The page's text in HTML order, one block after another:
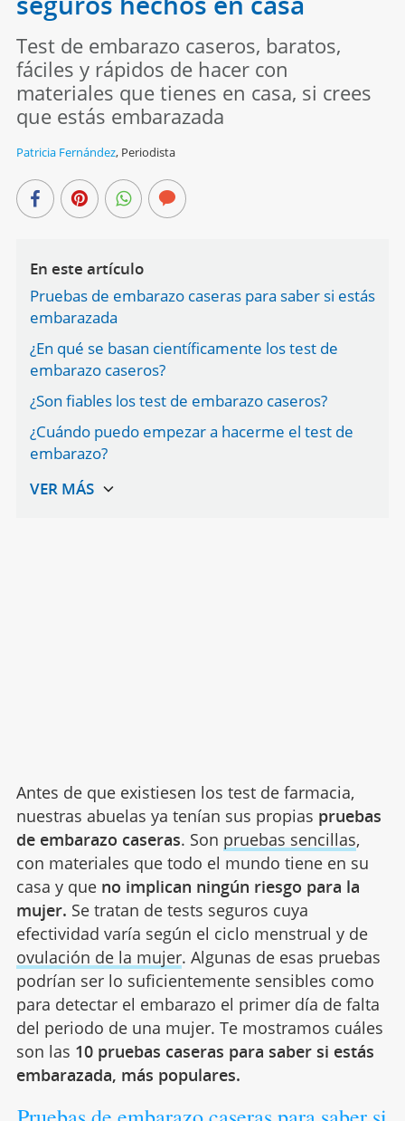
Test de embarazo caseros, baratos,
fáciles y rápidos de hacer con
materiales que tienes en casa, si crees
que estás embarazada
Patricia Fernández, Periodista
En este artículo
Pruebas de embarazo caseras para saber si estás
embarazada
¿En qué se basan científicamente los test de
embarazo caseros?
¿Son fiables los test de embarazo caseros?
¿Cuándo puedo empezar a hacerme el test de
embarazo?
Antes de que existiesen los test de farmacia,
nuestras abuelas ya tenían sus propias pruebas
de embarazo caseras. Son pruebas sencillas,
con materiales que todo el mundo tiene en su
casa y que no implican ningún riesgo para la
mujer. Se tratan de tests seguros cuya
efectividad varía según el ciclo menstrual y de
ovulación de la mujer. Algunas de esas pruebas
podrían ser lo suficientemente sensibles como
para detectar el embarazo el primer día de falta
del periodo de una mujer. Te mostramos cuáles
son las 10 pruebas caseras para saber si estás
embarazada, más populares.